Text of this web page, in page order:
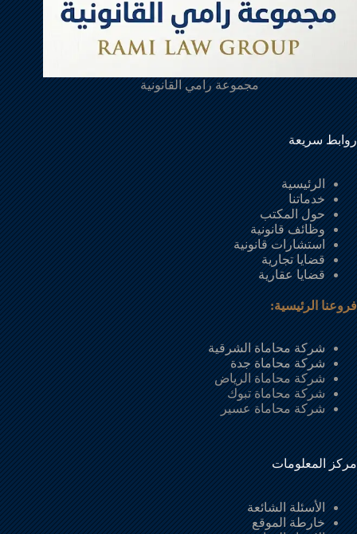
مجموعة رامي القانونية
روابط سريعة
الرئيسية
خدماتنا
حول المكتب
وظائف قانونية
استشارات قانونية
قضايا تجارية
قضايا عقارية
فروعنا الرئيسية:
شركة محاماة الشرقية
شركة محاماة جدة
شركة محاماة الرياض
شركة محاماة تبوك
شركة محاماة عسير
مركز المعلومات
الأسئلة الشائعة
خارطة الموقع